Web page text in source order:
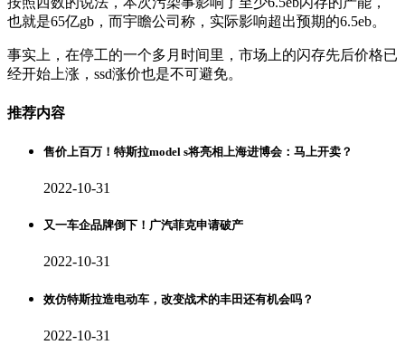
也就是65亿gb，而宇瞻公司称，实际影响超出预期的6.5eb。
事实上，在停工的一个多月时间里，市场上的闪存先后价格已
经开始上涨，ssd涨价也是不可避免。
推荐内容
售价上百万！特斯拉model s将亮相上海进博会：马上开卖？
2022-10-31
又一车企品牌倒下！广汽菲克申请破产
2022-10-31
效仿特斯拉造电动车，改变战术的丰田还有机会吗？
2022-10-31